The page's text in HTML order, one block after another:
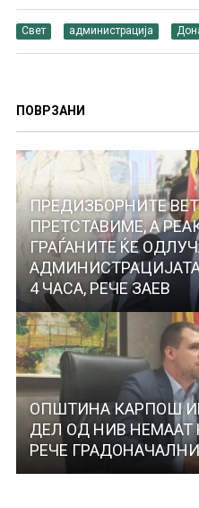
Свет администрација
ПОВРЗАНИ
ПРЕДИЗБОРНИТЕ
ПРЕТСТАВИМЕ, А
ГРАЃАНИТЕ ЌЕ
4 ЧАСА, РЕЧЕ ЗАЕВ
ОПШТИНА КАРПОШ
ДЕЛ ОД НИВ НЕМААТ
РЕЧЕ